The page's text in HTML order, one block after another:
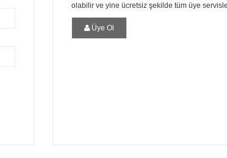
olabilir ve yine ücretsiz şekilde tüm üye
Üye Ol